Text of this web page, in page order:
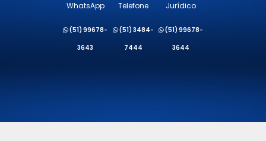
WhatsApp
(51) 99678-
3643
Telefone
(51) 3484-
7444
Jurídico
(51) 99678-
3644